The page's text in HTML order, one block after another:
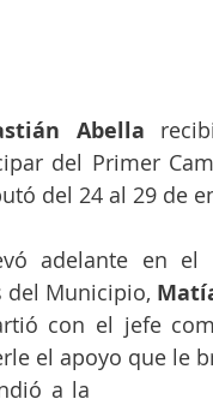
Abella
del Primer
del 24 al 29 de
adelante en el
del Municipio,
con el jefe
el apoyo que le
a la